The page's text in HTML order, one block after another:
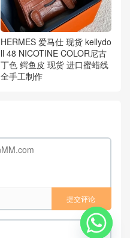
HERMES 爱马仕 现货 kellydo
ll 48 NICOTINE COLOR尼古
丁色 鳄鱼皮 现货 进口蜜蜡线
全手工制作
提交评论